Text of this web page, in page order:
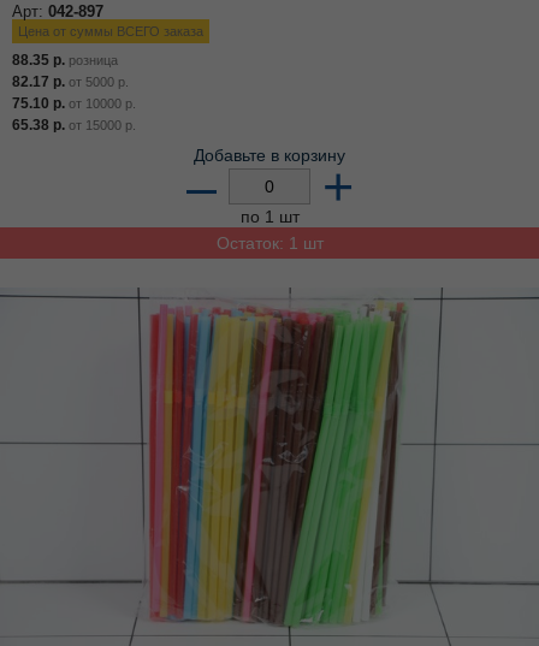
Арт: 042-897
Цена от суммы ВСЕГО заказа
88.35 р. розница
82.17 р. от 5000 р.
75.10 р. от 10000 р.
65.38 р. от 15000 р.
Добавьте в корзину
– +
по 1 шт
Остаток: 1 шт